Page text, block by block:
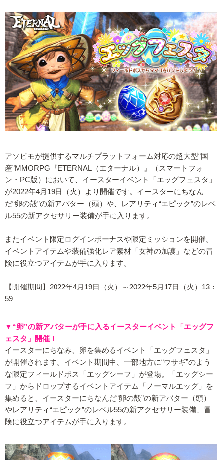
アソビモが提供するマルチプラットフォーム対応の超大型“国
産”MMORPG『ETERNAL（エターナル）』（スマートフォ
ン・PC版）において、イースターイベント「エッグフェスタ」
が2022年4月19日（火）より開催です。イースターにちなん
だ“卵の殻”の新アバター（頭）や、レアリティ“エピック”のレベ
ル55の新アクセサリー装備が手に入ります。
またイベント限定ログインボーナスや限定ミッションを開催。
イベントアイテムや装備強化レア素材「女神の加護」などの冒
険に役立つアイテムが手に入ります。
【開催期間】2022年4月19日（火）～2022年5月17日（火）13：
59
▼“卵”の新アバターが手に入るイースターイベント「エッグフ
ェスタ」開催！
イースターにちなみ、卵を集めるイベント「エッグフェスタ」
が開催されます。イベント期間中、一部地方に“ウサギ”のよう
な限定フィールドボス「エッグシーフ」が登場。「エッグシー
フ」からドロップするイベントアイテム「ノーマルエッグ」を
集めると、イースターにちなんだ“卵の殻”の新アバター（頭）
やレアリティ“エピック”のレベル55の新アクセサリー装備、冒
険に役立つアイテムが手に入ります。